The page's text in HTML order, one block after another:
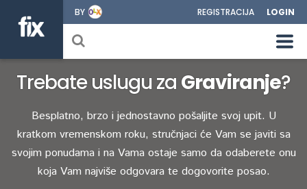
BY REGISTRACIJA LOGIN
Trebate uslugu za Graviranje?
Besplatno, brzo i jednostavno pošaljite svoj upit. U
kratkom vremenskom roku, stručnjaci će Vam se javiti sa
svojim ponudama i na Vama ostaje samo da odaberete onu
koja Vam najviše odgovara te dogovorite posao.